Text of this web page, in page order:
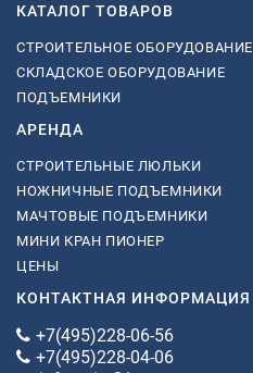
КАТАЛОГ ТОВАРОВ
СТРОИТЕЛЬНОЕ ОБОРУДОВАНИЕ
СКЛАДСКОЕ ОБОРУДОВАНИЕ
ПОДЪЕМНИКИ
АРЕНДА
СТРОИТЕЛЬНЫЕ ЛЮЛЬКИ
НОЖНИЧНЫЕ ПОДЪЕМНИКИ
МАЧТОВЫЕ ПОДЪЕМНИКИ
МИНИ КРАН ПИОНЕР
ЦЕНЫ
КОНТАКТНАЯ ИНФОРМАЦИЯ
+7(495)228-06-56
+7(495)228-04-06